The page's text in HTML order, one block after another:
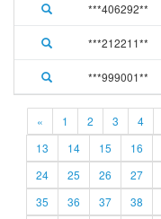
***406292**
***212211**
***999001**
« 1 2 3 4
13
14 15 16
24
25 26 27
35
36 37 38